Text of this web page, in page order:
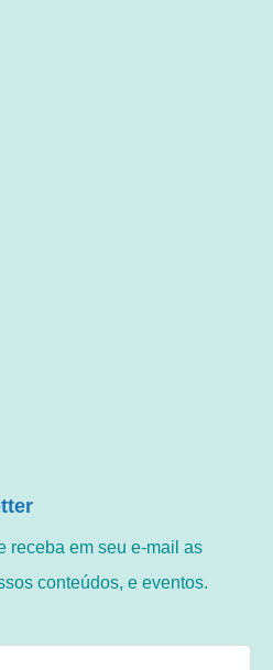
receba em seu e-mail as
conteúdos, e eventos.